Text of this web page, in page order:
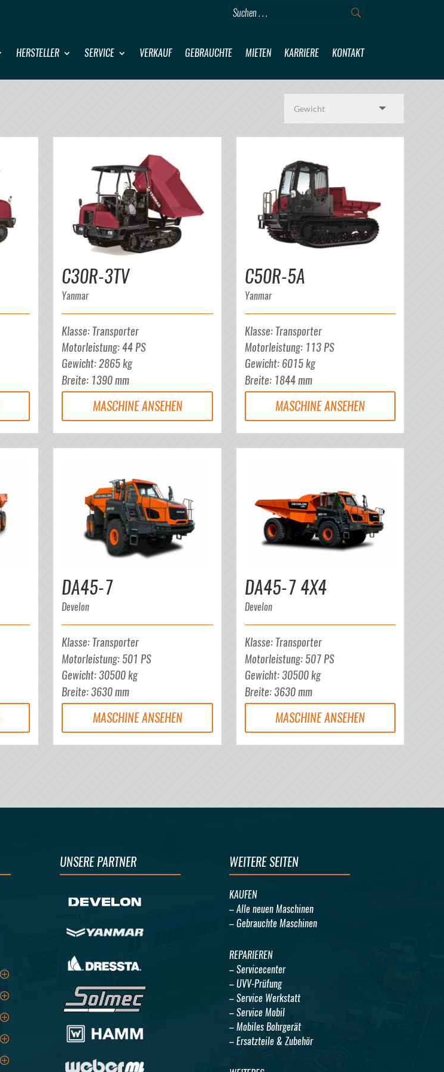
HERSTELLER SERVICE VERKAUF GEBRAUCHTE MIETEN KARRIERE KONTAKT
C30R-3TV
Yanmar
Klasse: Transporter
Motorleistung:44 PS
Gewicht:2865kg
Breite: 1390mm
MASCHINE ANSEHEN
C50R-5A
Yanmar
Klasse: Transporter
Motorleistung: 113PS
Gewicht: 6015kg
Breite: 1844mm
MASCHINE ANSEHEN
DA45-7
Develon
Klasse: Transporter
Motorleistung: 501 PS
Gewicht:30500kg
Breite:3630mm
MASCHINE ANSEHEN
DA45-7 4X4
Develon
Klasse: Transporter
Motorleistung: 507PS
Gewicht:30500kg
Breite:3630mm
MASCHINE ANSEHEN
UNSERE PARTNER WEITERE SEITEN
KAUFEN
– Alle neuen Maschinen
– Gebrauchte Maschinen
REPARIEREN
– Servicecenter
– UVV-Prüfung
– Service Werkstatt
– Service Mobil
– Mobiles Bohrgerät
– Ersatzteile & Zubehör